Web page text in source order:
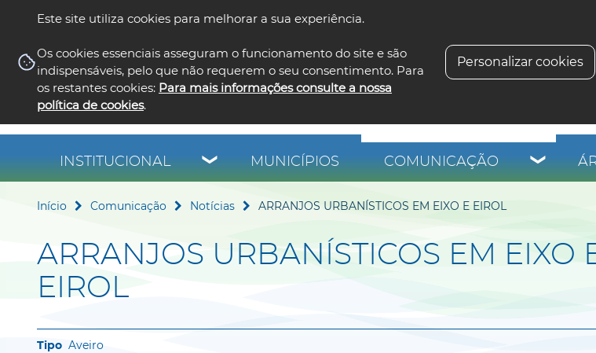
Este site utiliza cookies para melhorar a sua experiência.
Os cookies essenciais asseguram o funcionamento do site e são
indispensáveis, pelo que não requerem o seu consentimento. Para
os restantes cookies: Para mais informações consulte a nossa
política de cookies.
Personalizar cookies
INSTITUCIONAL MUNICÍPIOS COMUNICAÇÃO
Início Comunicação Notícias ARRANJOS URBANÍSTICOS EM EIXO E EIROL
ARRANJOS URBANÍSTICOS EM EIXO
EIROL
Aveiro